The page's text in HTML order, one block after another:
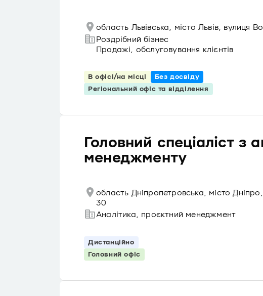
область Львівська, місто Львів, вулиця
Роздрібний бізнес
Продажі, обслуговування клієнтів
В офісі/на місці
Без досвіду
Регіональний офіс та відділення
Головний спеціаліст з
менеджменту
область Дніпропетровська, місто
30
Аналітика, проєктний менеджмент
Дистанційно
Головний офіс